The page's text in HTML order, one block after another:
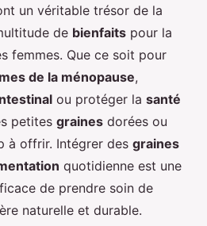
un véritable trésor de la
de bienfaits pour la
femmes. Que ce soit pour
de la ménopause,
ou protéger la santé
petites graines dorées ou
à offrir. Intégrer des graines
quotidienne est une
de prendre soin de
naturelle et durable.